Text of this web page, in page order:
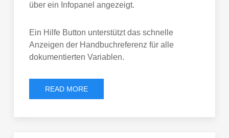
über ein Infopanel angezeigt.
Ein Hilfe Button unterstützt das schnelle
Anzeigen der Handbuchreferenz für alle
dokumentierten Variablen.
READ MORE